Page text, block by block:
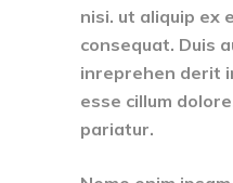
nisi. ut aliquip ex
consequat. Duis
inreprehen derit
esse cillum
pariatur.